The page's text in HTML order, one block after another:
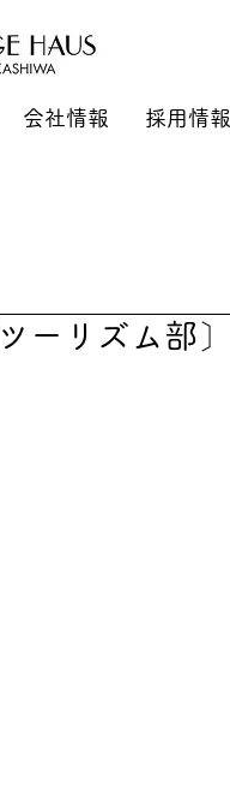
会社情報 採用情報
ーリズム部〕